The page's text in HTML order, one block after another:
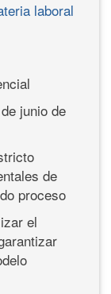
laboral
junio de
de
proceso
el